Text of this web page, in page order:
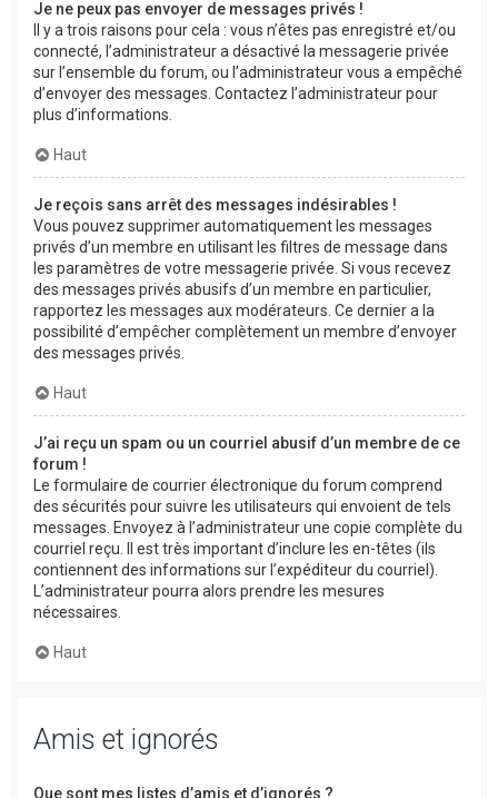
Je ne peux pas envoyer de messages privés !
Il y a trois raisons pour cela : vous n’êtes pas enregistré et/ou
connecté, l’administrateur a désactivé la messagerie privée
sur l’ensemble du forum, ou l’administrateur vous a empêché
d’envoyer des messages. Contactez l’administrateur pour
plus d’informations.
Haut
Je reçois sans arrêt des messages indésirables !
Vous pouvez supprimer automatiquement les messages
privés d’un membre en utilisant les filtres de message dans
les paramètres de votre messagerie privée. Si vous recevez
des messages privés abusifs d’un membre en particulier,
rapportez les messages aux modérateurs. Ce dernier a la
possibilité d’empêcher complètement un membre d’envoyer
des messages privés.
Haut
J’ai reçu un spam ou un courriel abusif d’un membre de ce
forum !
Le formulaire de courrier électronique du forum comprend
des sécurités pour suivre les utilisateurs qui envoient de tels
messages. Envoyez à l’administrateur une copie complète du
courriel reçu. Il est très important d’inclure les en-têtes (ils
contiennent des informations sur l’expéditeur du courriel).
L’administrateur pourra alors prendre les mesures
nécessaires.
Haut
Amis et ignorés
Que sont mes listes d’amis et d’ignorés ?